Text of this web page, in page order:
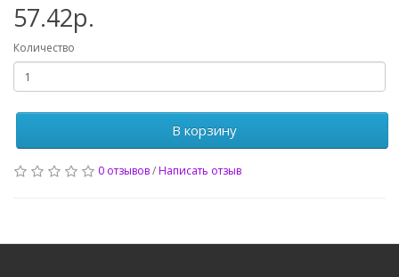
57.42р.
Количество
В корзину
0 отзывов/Написать отзыв